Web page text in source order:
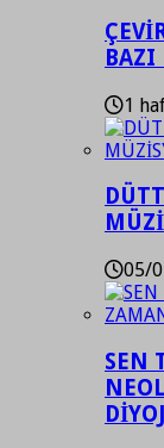
BAZI
1
05/
SEN